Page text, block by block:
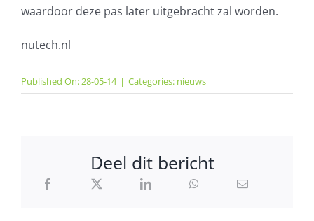
waardoor deze pas later uitgebracht zal worden.
nutech.nl
Published On: 28-05-14 | Categories: nieuws
Deel dit bericht